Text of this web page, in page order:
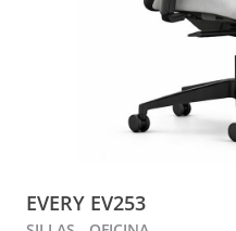
EVERY EV253